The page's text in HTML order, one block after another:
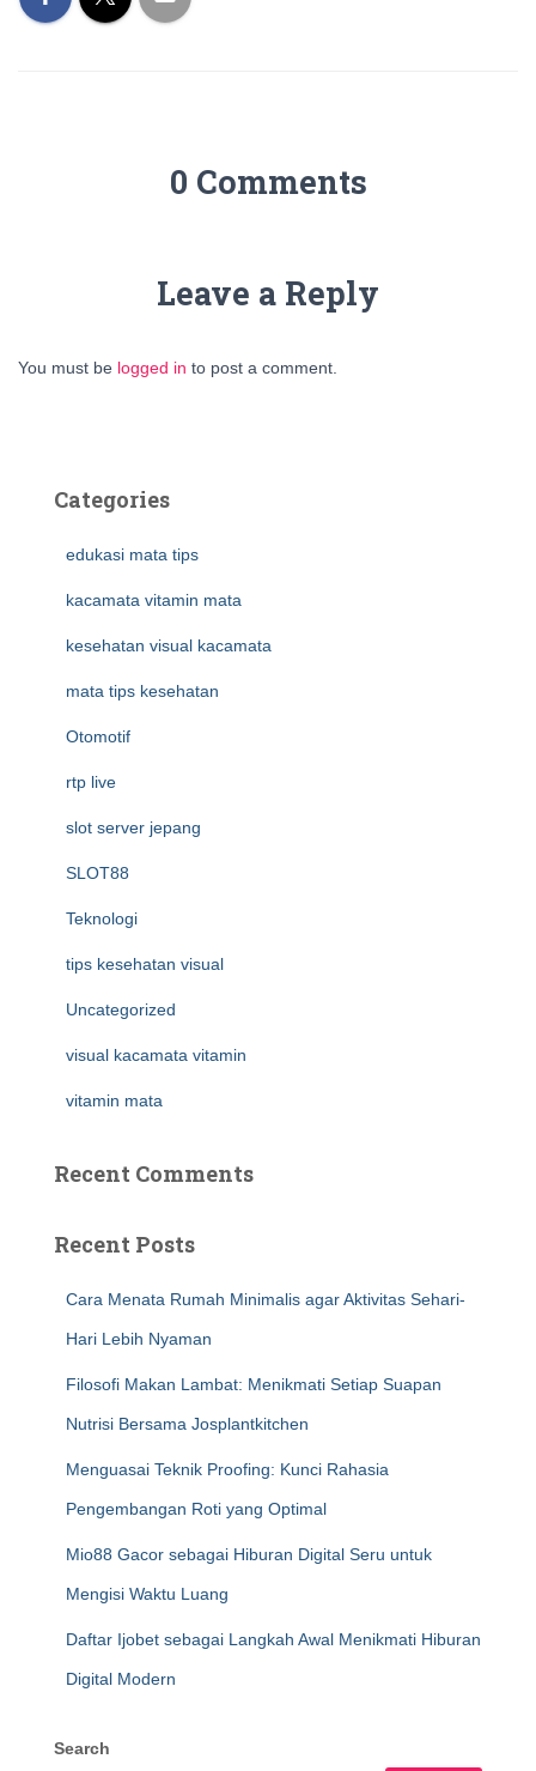
0 Comments
Leave a Reply
You must be logged in to post a comment.
Categories
edukasi mata tips
kacamata vitamin mata
kesehatan visual kacamata
mata tips kesehatan
Otomotif
rtp live
slot server jepang
SLOT88
Teknologi
tips kesehatan visual
Uncategorized
visual kacamata vitamin
vitamin mata
Recent Comments
Recent Posts
Cara Menata Rumah Minimalis agar Aktivitas Sehari-
Hari Lebih Nyaman
Filosofi Makan Lambat: Menikmati Setiap Suapan
Nutrisi Bersama Josplantkitchen
Menguasai Teknik Proofing: Kunci Rahasia
Pengembangan Roti yang Optimal
Mio88 Gacor sebagai Hiburan Digital Seru untuk
Mengisi Waktu Luang
Daftar Ijobet sebagai Langkah Awal Menikmati Hiburan
Digital Modern
Search